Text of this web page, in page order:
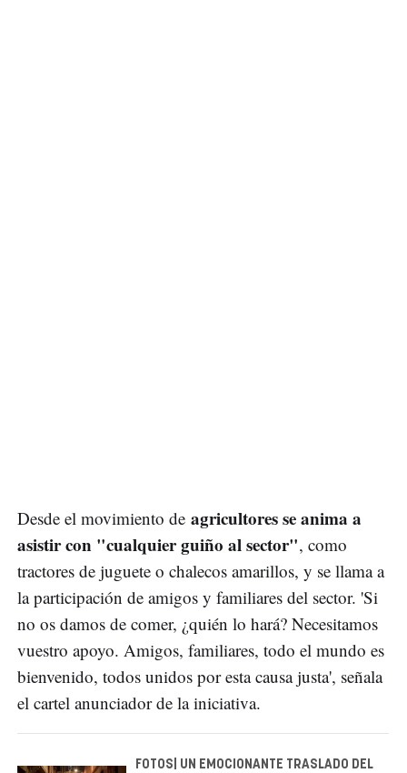
Desde el movimiento de agricultores se anima a
asistir con "cualquier guiño al sector", como
tractores de juguete o chalecos amarillos, y se llama a
la participación de amigos y familiares del sector. 'Si
no os damos de comer, ¿quién lo hará? Necesitamos
vuestro apoyo. Amigos, familiares, todo el mundo es
bienvenido, todos unidos por esta causa justa', señala
el cartel anunciador de la iniciativa.
FOTOS| UN EMOCIONANTE TRASLADO DEL